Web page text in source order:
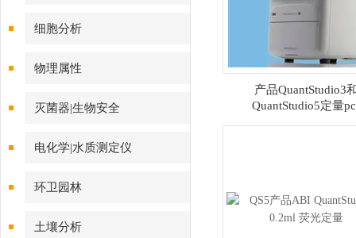
细胞分析
物理属性
灭菌器|生物安全
电化学|水质测定仪
环卫园林
土壤分析
产品QuantStudio3
QuantStudio5定量